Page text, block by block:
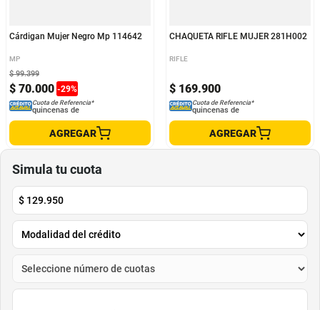
Cárdigan Mujer Negro Mp 114642
MP
$ 70.000 -29%
$ 99.399
Cuota de Referencia*
quincenas de
AGREGAR
CHAQUETA RIFLE MUJER 281H002
RIFLE
$ 169.900
Cuota de Referencia*
quincenas de
AGREGAR
Simula tu cuota
$ 129.950